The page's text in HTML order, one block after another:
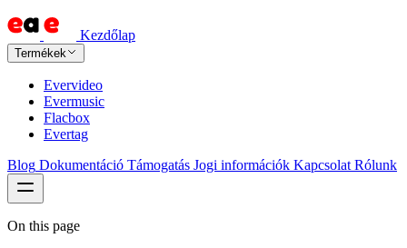
Kezdőlap
Termékek
Evervideo
Evermusic
Flacbox
Evertag
Blog Dokumentáció Támogatás Jogi információk Kapcsolat Rólunk
On this page